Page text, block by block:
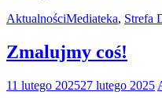
AktualnościMediateka, Strefa
Zmalujmy coś!
11 lutego 202527 lutego 2025